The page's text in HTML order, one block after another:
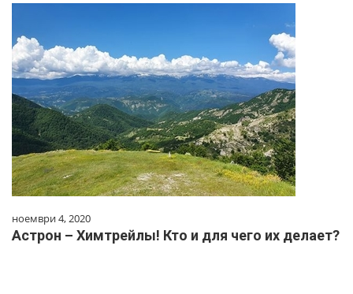
ноември 4, 2020
Астрон – Химтрейлы! Кто и для чего их делает?